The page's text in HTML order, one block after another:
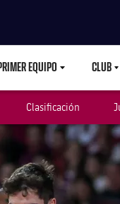
EQUIPO
LABEL.ARIA.CARETDOWN
CLUB
Clasificación